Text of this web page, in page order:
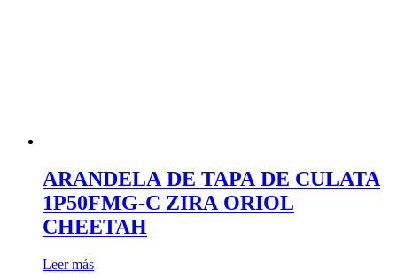
ARANDELA DE TAPA DE CULATA
1P50FMG-C ZIRA ORIOL
CHEETAH
Leer más